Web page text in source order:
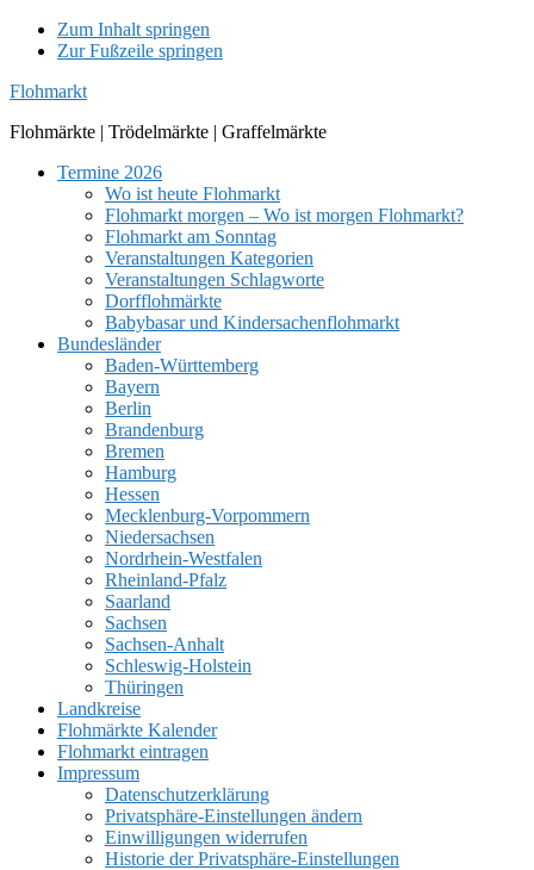
Zum Inhalt springen
Zur Fußzeile springen
Flohmarkt
Flohmärkte | Trödelmärkte | Graffelmärkte
Termine 2026
Wo ist heute Flohmarkt
Flohmarkt morgen – Wo ist morgen Flohmarkt?
Flohmarkt am Sonntag
Veranstaltungen Kategorien
Veranstaltungen Schlagworte
Dorfflohmärkte
Babybasar und Kindersachenflohmarkt
Bundesländer
Baden-Württemberg
Bayern
Berlin
Brandenburg
Bremen
Hamburg
Hessen
Mecklenburg-Vorpommern
Niedersachsen
Nordrhein-Westfalen
Rheinland-Pfalz
Saarland
Sachsen
Sachsen-Anhalt
Schleswig-Holstein
Thüringen
Landkreise
Flohmärkte Kalender
Flohmarkt eintragen
Impressum
Datenschutzerklärung
Privatsphäre-Einstellungen ändern
Einwilligungen widerrufen
Historie der Privatsphäre-Einstellungen